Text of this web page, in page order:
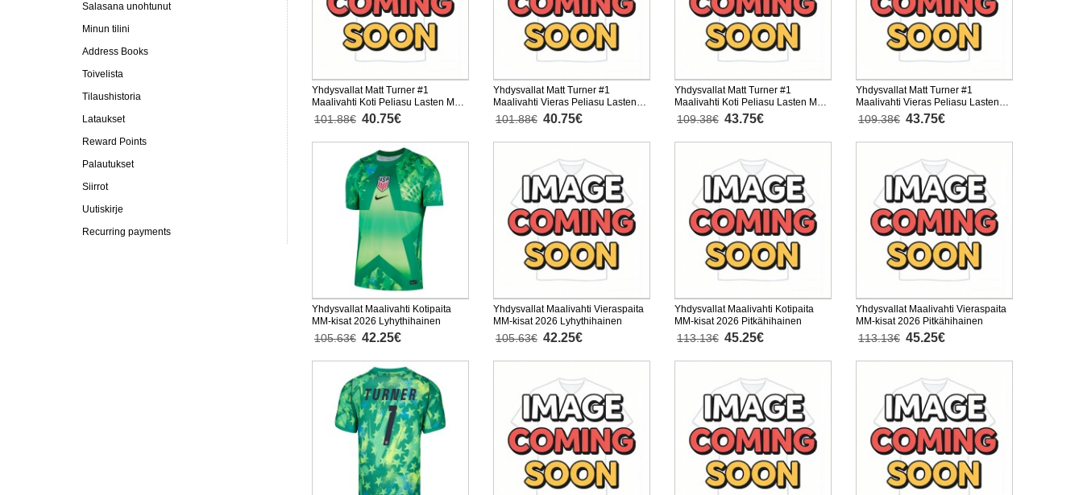
Salasana unohtunut
Minun tilini
Address Books
Toivelista
Tilaushistoria
Lataukset
Reward Points
Palautukset
Siirrot
Uutiskirje
Recurring payments
Yhdysvallat Matt Turner #1
Maalivahti Koti Peliasu Lasten MM-
kisat 2026 Lyhythihainen (+ Lyhyet
housut)
101.88€ 40.75€
Yhdysvallat Matt Turner #1
Maalivahti Vieras Peliasu Lasten
MM-kisat 2026 Lyhythihainen (+
Lyhyet housut)
101.88€ 40.75€
Yhdysvallat Matt Turner #1
Maalivahti Koti Peliasu Lasten MM-
kisat 2026 Pitkähihainen (+ Lyhyet
housut)
109.38€ 43.75€
Yhdysvallat Matt Turner #1
Maalivahti Vieras Peliasu Lasten
MM-kisat 2026 Pitkähihainen (+
Lyhyet housut)
109.38€ 43.75€
Yhdysvallat Maalivahti Kotipaita
MM-kisat 2026 Lyhythihainen
105.63€ 42.25€
Yhdysvallat Maalivahti Vieraspaita
MM-kisat 2026 Lyhythihainen
105.63€ 42.25€
Yhdysvallat Maalivahti Kotipaita
MM-kisat 2026 Pitkähihainen
113.13€ 45.25€
Yhdysvallat Maalivahti Vieraspaita
MM-kisat 2026 Pitkähihainen
113.13€ 45.25€